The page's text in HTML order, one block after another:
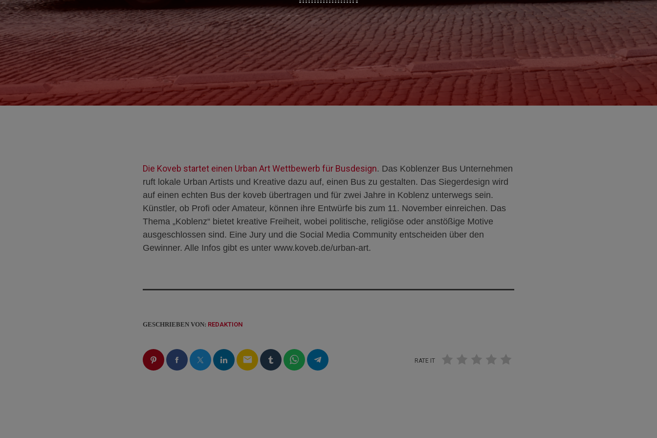
Die Koveb startet einen Urban Art Wettbewerb für Busdesign. Das Koblenzer Bus Unternehmen
ruft lokale Urban Artists und Kreative dazu auf, einen Bus zu gestalten. Das Siegerdesign wird
auf einen echten Bus der koveb übertragen und für zwei Jahre in Koblenz unterwegs sein.
Künstler, ob Profi oder Amateur, können ihre Entwürfe bis zum 11. November einreichen. Das
Thema „Koblenz“ bietet kreative Freiheit, wobei politische, religiöse oder anstößige Motive
ausgeschlossen sind. Eine Jury und die Social Media Community entscheiden über den
Gewinner. Alle Infos gibt es unter www.koveb.de/urban-art.
GESCHRIEBEN VON: REDAKTION
email RATE IT